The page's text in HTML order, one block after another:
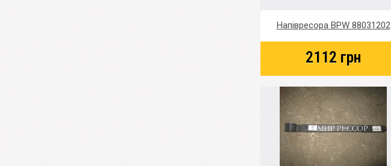
Напівресора BPW 88031202
2112 грн